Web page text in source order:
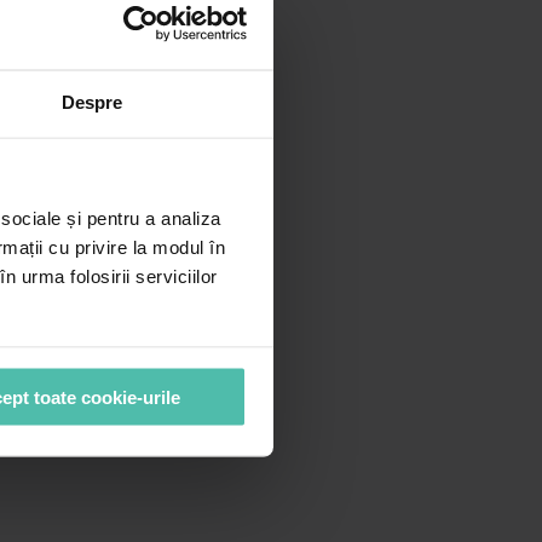
Despre
și pentru a analiza
cu privire la modul în
urma folosirii serviciilor
toate cookie-urile
să-